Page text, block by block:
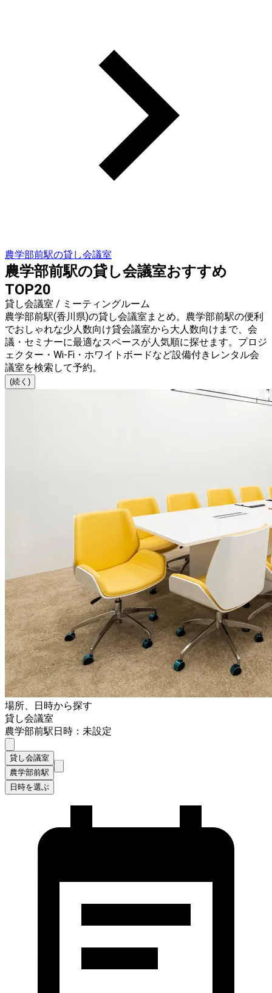
農学部前駅の貸し会議室
農学部前駅の貸し会議室おすすめ
TOP20
貸し会議室 / ミーティングルーム
農学部前駅(香川県)の貸し会議室まとめ。農学部前駅の便利
でおしゃれな少人数向け貸会議室から大人数向けまで、会
議・セミナーに最適なスペースが人気順に探せます。プロジ
ェクター・Wi-Fi・ホワイトボードなど設備付きレンタル会
議室を検索して予約。
(続く)
場所、日時から探す
貸し会議室
農学部前駅日時：未設定
貸し会議室
農学部前駅
日時を選ぶ